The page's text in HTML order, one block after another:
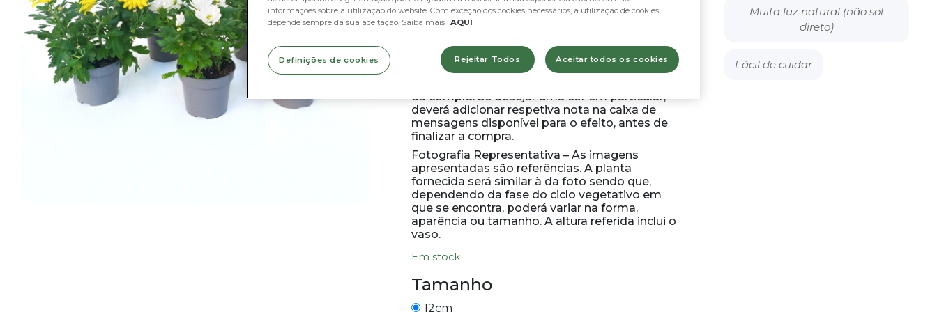
Diâmetro dos vasos: 13cm
Altura: cerca de 30cm (inclui vaso)
A planta será escolhida pela equipa VIPLANT
da compra. Se desejar uma cor em particular,
deverá adicionar respetiva nota na caixa de
mensagens disponível para o efeito, antes de
finalizar a compra.
Fotografia Representativa – As imagens
apresentadas são referências. A planta
fornecida será similar à da foto sendo que,
dependendo da fase do ciclo vegetativo em
que se encontra, poderá variar na forma,
aparência ou tamanho. A altura referida inclui o
vaso.
Em stock
Tamanho
12cm
Muita luz natural (não sol
direto)
Fácil de cuidar
informações sobre a utilização do website. Com exceção dos cookies necessários, a utilização de cookies
depende sempre da sua aceitação. Saiba mais AQUI
Rejeitar Todos Aceitar todos os cookies
Definições de cookies